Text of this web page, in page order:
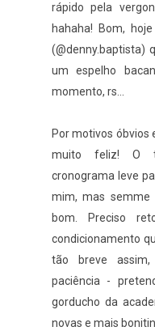
rápido pela
hahaha! Bom,
(@denny.baptista)
um espelho
momento, rs...
Por motivos óbvios
muito feliz! O
cronograma leve
mim, mas semme
bom. Preciso
condicionamento
tão breve
paciência -
gorducho da
novas e mais